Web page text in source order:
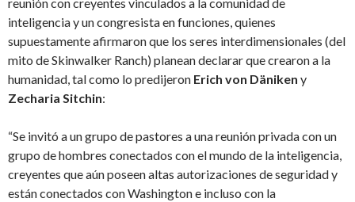
inteligencia y un congresista en funciones, quienes
supuestamente afirmaron que los seres interdimensionales (del
mito de Skinwalker Ranch) planean declarar que crearon a la
humanidad, tal como lo predijeron Erich von Däniken y
Zecharia Sitchin:
“Se invitó a un grupo de pastores a una reunión privada con un
grupo de hombres conectados con el mundo de la inteligencia,
creyentes que aún poseen altas autorizaciones de seguridad y
están conectados con Washington e incluso con la